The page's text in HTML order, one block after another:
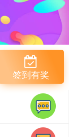
签到有奖